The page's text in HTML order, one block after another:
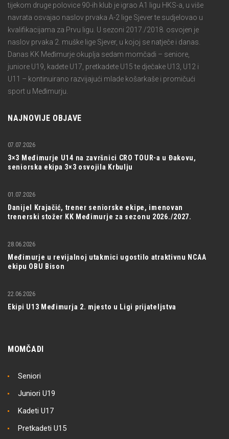
tijekom druge polovice 90-ih klub je igrao A1 ligu HKS-a, u više
navrata osvajao naslov prvaka A-2 lige Sjever te sudjelovao u
kvalifikacijama za Prvu ligu. U sezoni 2017./2018. osvojen je
naslov prvaka 2. muške lige Sjever, u kojoj se natječe i danas.
Danas KK Međimurje okuplja sedam momčadi – seniore,
juniore U19, kadete U17, pretkadete U15 te dječake U13, U12 i
U11 – kontinuirano razvijajući mlade košarkaše i promičući
sport u Međimurju.
NAJNOVIJE OBJAVE
3×3 Međimurje U14 na završnici CRO TOUR-a u Đakovu,
seniorska ekipa 3×3 osvojila Krbulju
07.07.2026
Danijel Krajačić, trener seniorske ekipe, imenovan
trenerski stožer KK Međimurje za sezonu 2026./2027.
01.07.2026
Međimurje u revijalnoj utakmici ugostilo atraktivnu NCAA
ekipu OBU Bison
28.06.2026
Ekipi U13 Međimurja 2. mjesto u Ligi prijateljstva
22.06.2026
MOMČADI
Seniori
Juniori U19
Kadeti U17
Pretkadeti U15